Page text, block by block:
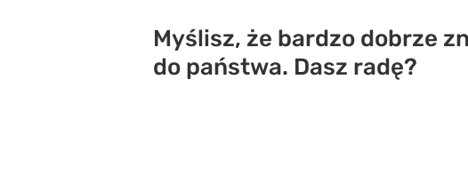
Myślisz, że bardzo dobrze
do państwa. Dasz radę?